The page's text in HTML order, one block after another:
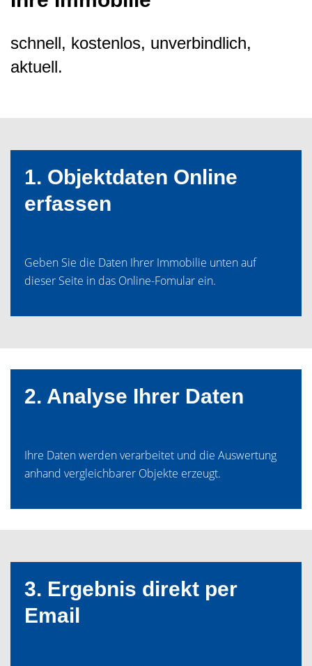
schnell, kostenlos, unverbindlich,
aktuell.
1. Objektdaten Online
erfassen
Geben Sie die Daten Ihrer Immobilie unten auf
dieser Seite in das Online-Fomular ein.
2. Analyse Ihrer Daten
Ihre Daten werden verarbeitet und die Auswertung
anhand vergleichbarer Objekte erzeugt.
3. Ergebnis direkt per
Email